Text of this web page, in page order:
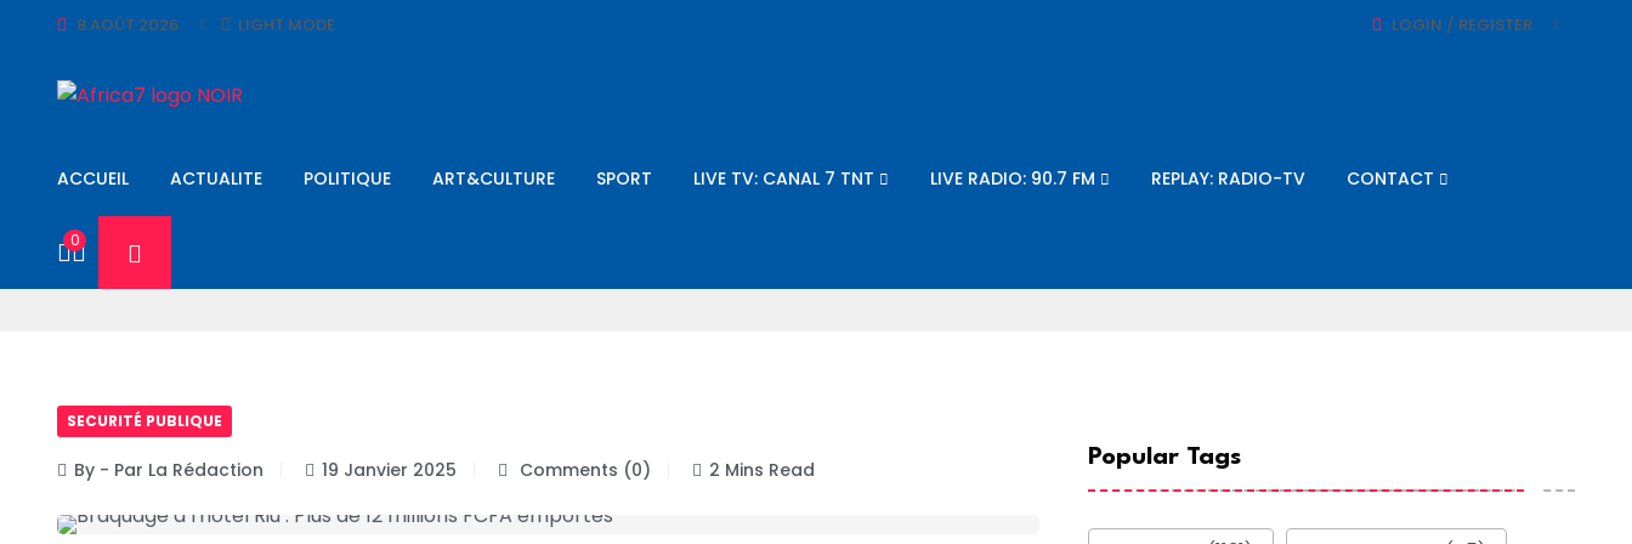
8 AOÛT 2026 LIGHT MODE LOGIN / REGISTER
ACCUEIL ACTUALITE POLITIQUE ART&CULTURE SPORT LIVE TV: CANAL 7 TNT LIVE RADIO: 90.7 FM REPLAY: RADIO-TV CONTACT
0
SECURITÉ PUBLIQUE
By - Par La Rédaction 19 Janvier 2025 Comments (0) 2 Mins Read
Popular Tags